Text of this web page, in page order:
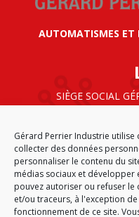
Gérard Perrier Industrie
collecter des données
personnaliser le contenu du
médias sociaux et développer
pouvez autoriser ou refuser
et/ou traceurs, à l'exception
fonctionnement de ce site.
AUTOMATISMES ET
SIÈGE SOCIAL
69125 LYON